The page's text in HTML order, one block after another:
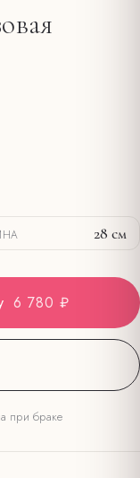
28 см
6 780 ₽
при браке